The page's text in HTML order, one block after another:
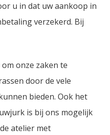
u in dat uw aankoop in
verzekerd. Bij
onze zaken te
door de vele
bieden. Ook het
is bij ons mogelijk
atelier met